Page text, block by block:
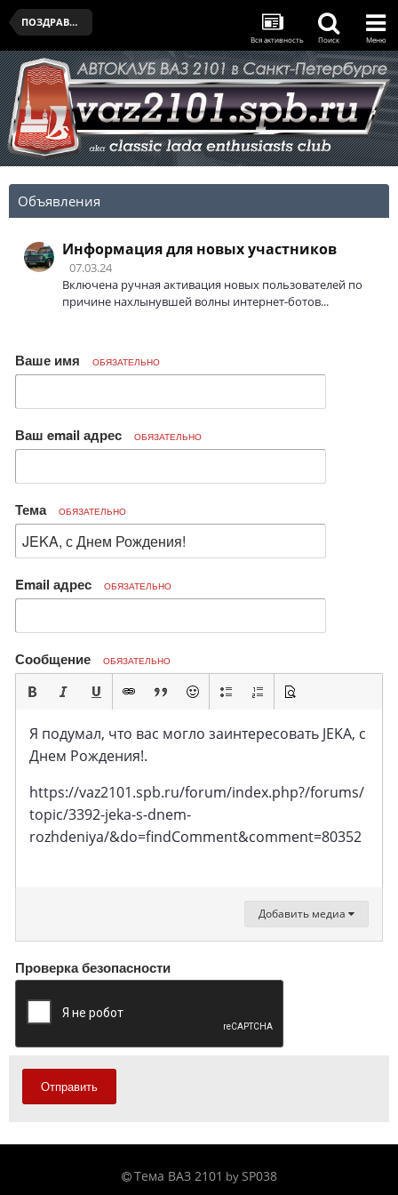
ПОЗДРАВЛЯЛЬНЯ
Вся активность Поиск Меню
Объявления
Информация для новых участников
07.03.24
Включена ручная активация новых пользователей по
причине нахлынувшей волны интернет-ботов...
Ваше имя ОБЯЗАТЕЛЬНО
Ваш email адрес ОБЯЗАТЕЛЬНО
Тема ОБЯЗАТЕЛЬНО
Email адрес ОБЯЗАТЕЛЬНО
Сообщение ОБЯЗАТЕЛЬНО
Я подумал, что вас могло заинтересовать JEKA, с
Днем Рождения!.
https://vaz2101.spb.ru/forum/index.php?/forums/
topic/3392-jeka-s-dnem-
rozhdeniya/&do=findComment&comment=80352
Добавить медиа
Проверка безопасности
Отправить
Тема ВАЗ 2101 by SP038